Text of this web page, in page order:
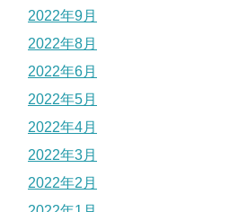
2022年9月
2022年8月
2022年6月
2022年5月
2022年4月
2022年3月
2022年2月